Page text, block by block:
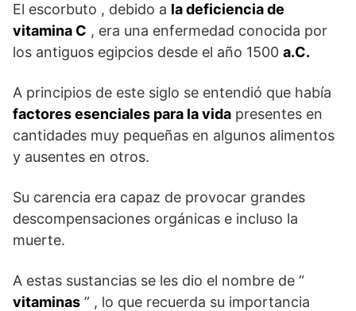
El escorbuto , debido a la deficiencia de
vitamina C , era una enfermedad conocida por
los antiguos egipcios desde el año 1500 a.C.
A principios de este siglo se entendió que había
factores esenciales para la vida presentes en
cantidades muy pequeñas en algunos alimentos
y ausentes en otros.
Su carencia era capaz de provocar grandes
descompensaciones orgánicas e incluso la
muerte.
A estas sustancias se les dio el nombre de “
vitaminas ” , lo que recuerda su importancia